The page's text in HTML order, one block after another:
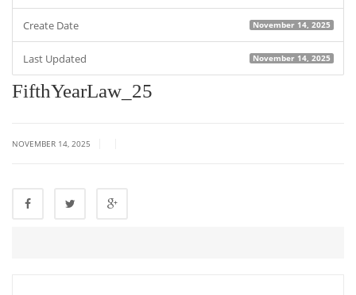
Create Date November 14, 2025
Last Updated November 14, 2025
FifthYearLaw_25
NOVEMBER 14, 2025